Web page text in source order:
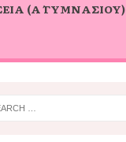
(Α΄ ΓΥΜΝΑΣΊΟΥ)